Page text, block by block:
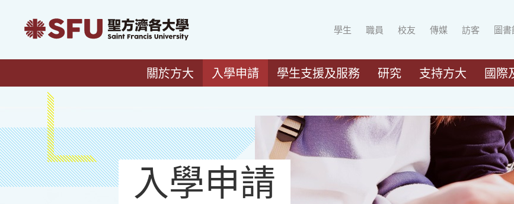
學生 職員 校友 傳媒 訪客 圖書
關於方大 入學申請 學生支援及服務 研究 支持方大 國際
入學申請